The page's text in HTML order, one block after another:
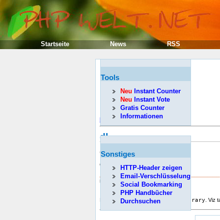
Předcházející
dl
(PHP 3, PHP 4, PHP 5)
dl -- Načíst extenzi PHP za běhu
Popis
int ( string library )
Načte extenzi PHP definovanou v library . Viz
Tools
Neu Instant Counter
Neu Instant Vote
Gratis Counter
Informationen
Sonstiges
HTTP-Header zeigen
Email-Verschlüsselung
Social Bookmarking
PHP Handbücher
Durchsuchen
Startseite News RSS